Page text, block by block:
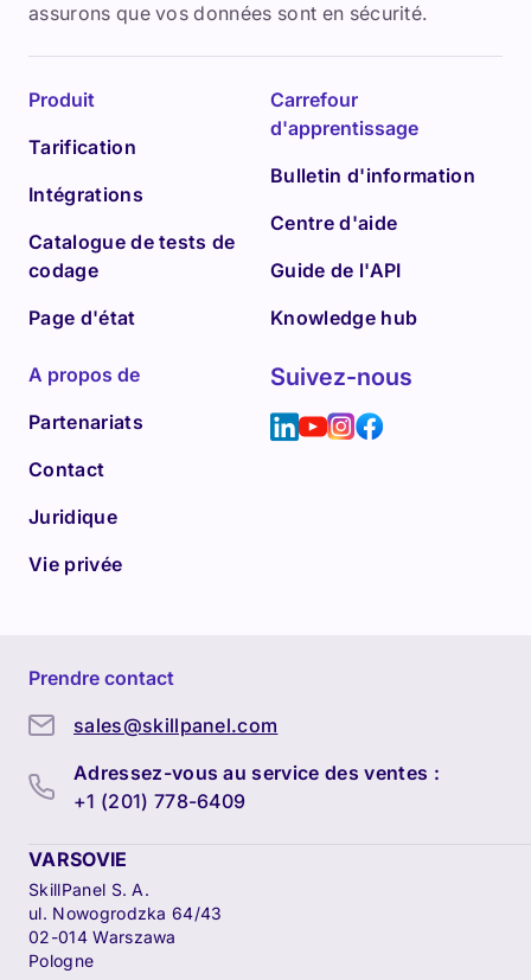
assurons que vos données sont en sécurité.
Produit
Tarification
Intégrations
Catalogue de tests de
codage
Page d'état
Carrefour
d'apprentissage
Bulletin d'information
Centre d'aide
Guide de l'API
Knowledge hub
A propos de
Partenariats
Contact
Juridique
Vie privée
Suivez-nous
Prendre contact
sales@skillpanel.com
Adressez-vous au service des ventes :
+1 (201) 778-6409
VARSOVIE
SkillPanel S. A.
ul. Nowogrodzka 64/43
02-014 Warszawa
Pologne